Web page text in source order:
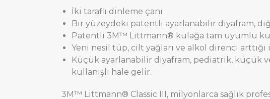
İki taraflı dinleme çanı
Bir yüzeydeki patentli ayarlanabilir diyafram,
Patentli 3M™ Littmann® kulağa tam uyumlu
Yeni nesil tüp, cilt yağları ve alkol direnci
Küçük ayarlanabilir diyafram, pediatrik, küçük
kullanışlı hale gelir.
3M™ Littmann® Classic III, milyonlarca sağlık